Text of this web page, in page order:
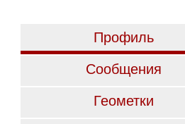
Профиль
Сообщения
Геометки